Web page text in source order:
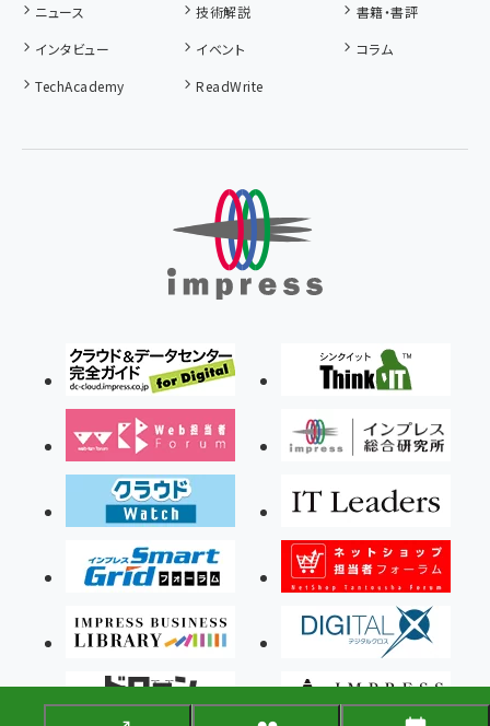
ニュース 技術解説
書籍・書評
インタビュー
イベント
コラム
TechAcademy
ReadWrite